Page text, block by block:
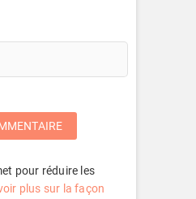
pour réduire les
plus sur la façon